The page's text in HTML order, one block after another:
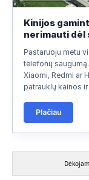
Kinijos
nerimauti dėl
Pastaruoju metu
telefonų
Xiaomi, Redmi ar
patrauklų kainos
Plačiau